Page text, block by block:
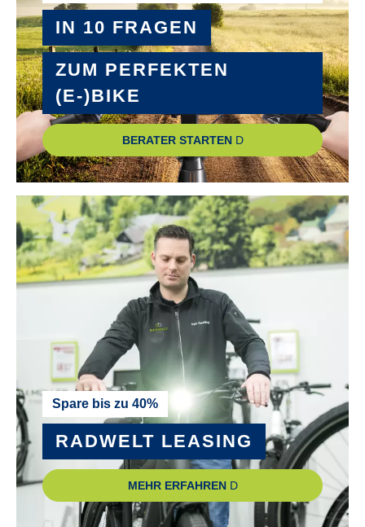
MOTOR-TYP :
Bosch Performance Line CX GEN5 smart System
MOTOR-UNTERSTÜTZUNG :
bis 25 km/h
NABE SCHALTUNGSART :
Shimano Deore XT RD-M8120 shadow+
PEDALE :
Bulls MTB Pedale
RADGRÖSSE :
RAHMEN :
Carbon
RAHMENGRÖSSE :
47 cm
IN 10 FRAGEN
ZUM PERFEKTEN
(E-)BIKE
BERATER STARTEN
Spare bis zu 40%
RADWELT LEASING
MEHR ERFAHREN